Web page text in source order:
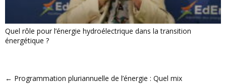
Quel rôle pour l’énergie hydroélectrique dans la transition
énergétique ?
← Programmation pluriannuelle de l’énergie : Quel mix